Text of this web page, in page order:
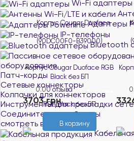
Wi-Fi адаптеры
Адаптеры
IP-телефоны
Bluetooth
оборудование
Патч-корды
Сетевые коннекторы
Колпачки для коннекторов
Инструменты для прокладки
Соединители витой пары
смотреть все
Корпус Cougar Duoface RGB
Black без БП
0.00 отзыва
3703 грн
В корзину